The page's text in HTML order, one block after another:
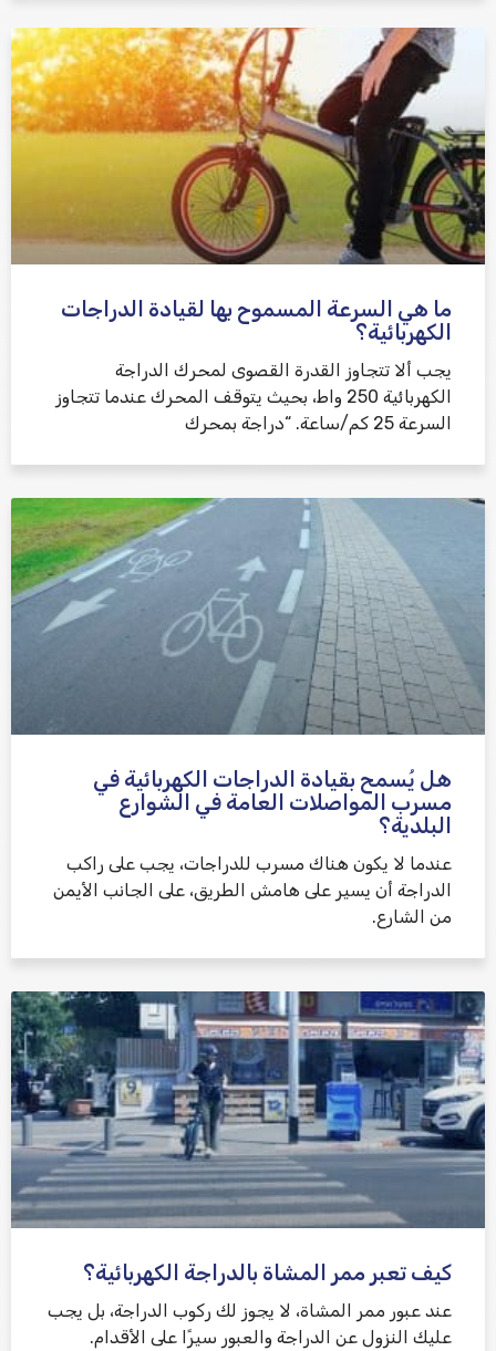
ما هي السرعة المسموح بها لقيادة الدراجات
الكهربائية؟
يجب ألا تتجاوز القدرة القصوى لمحرك الدراجة
الكهربائية 250 واط، بحيث يتوقف المحرك عندما تتجاوز
السرعة 25 كم/ساعة. “دراجة بمحرك
هل يُسمح بقيادة الدراجات الكهربائية في
مسرب المواصلات العامة في الشوارع
البلدية؟
عندما لا يكون هناك مسرب للدراجات، يجب على راكب
الدراجة أن يسير على هامش الطريق، على الجانب الأيمن
من الشارع.
كيف تعبر ممر المشاة بالدراجة الكهربائية؟
عند عبور ممر المشاة، لا يجوز لك ركوب الدراجة، بل يجب
عليك النزول عن الدراجة والعبور سيرًا على الأقدام.